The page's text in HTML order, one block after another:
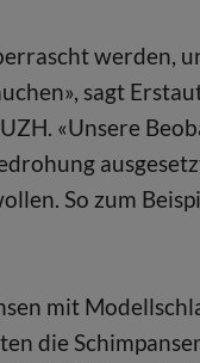
werden,
sagt
«Unsere
So zum
mit
die